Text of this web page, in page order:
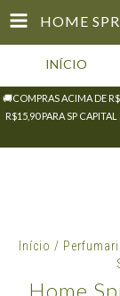
INÍCIO
🚚COMPRAS ACIMA DE
R$15,90 PARA SP
Início /
Home